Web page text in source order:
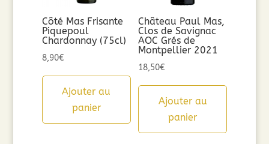
Côté Mas Frisante
Piquepoul
Chardonnay (75cl)
8,90€
Ajouter au
panier
Château Paul Mas,
Clos de Savignac
AOC Grés de
Montpellier 2021
18,50€
Ajouter au
panier